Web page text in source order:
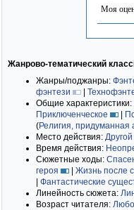
Моя
Жанрово-тематический
Жанры/поджанры:
фэнтези
|
Общие характеристики:
Приключенческое
|
(Религия, придуманная
Место действия:
Время действия:
Сюжетные ходы:
героя
| Жизнь после
| Фантастические
Линейность сюжета:
Возраст читателя: